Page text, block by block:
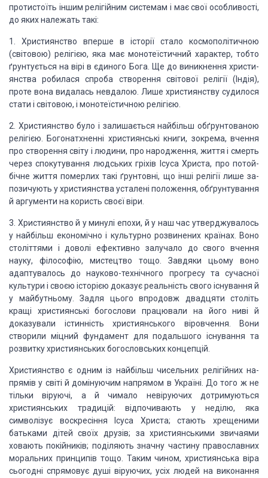
протистоїть іншим релігійним системам і має свої особливості,
до яких належать такі:
1. Християнство вперше в історії стало космополітичною
(світовою) релігією, яка має монотеїстичний характер, тобто
ґрунтується на вірі в єдиного Бога. Ще до виникнення христи­
янства робилася спроба створення світової релігії (Індія),
проте вона видалась невдалою. Лише християнству судилося
стати і світовою, і монотеїстичною релігією.
2. Християнство було і залишається найбільш обґрунтованою
релігією. Богонатхненні християнські книги, зокрема, вчення
про створення світу і людини, про народження, життя і смерть
через спокутування людських гріхів Ісуса Христа, про потой­
бічне життя померлих такі ґрунтовні, що інші релігії лише за­
позичують у християнства усталені положення, обґрунтування
й аргументи на користь своєї віри.
3. Християнство й уминулі епохи, й у наш час утверджува­лось
у найбільш економічно і культурно розвинених країнах. Воно
століттями і доволі ефективно залучало до свого вчення
науку, філософію, мистецтво тощо. Завдяки цьому воно
адаптувалось до науково-технічного прогресу та сучасної
культури і своєю іс­торією доказуєреальність свого існування й
у майбутньому. Задля цього впродовж двадцяти століть
кращі християнські богослови працювали на його ниві й
доказували істинність християнського віровчення. Вони
створили міцний фундамент для подальшого іс­нування та
розвитку християнських богословських концепцій.
Християнство є одним із найбільш чисельних релігійних на­
прямів у світі й домінуючим напрямом в Україні. До того ж не
тіль­ки віруючі, а й чимало невіруючих дотримуються
християнських традицій: відпочивають у неділю, яка
символізує воскресіння Ісуса Христа; стають хрещеними
батьками дітей своїх друзів; за християнськими звичаями
ховають покійників; поділяють зна­чну частину православних
моральних принципів тощо. Таким чином, християнська віра
сьогодні спрямовує душі віруючих, усіх людей на виконання